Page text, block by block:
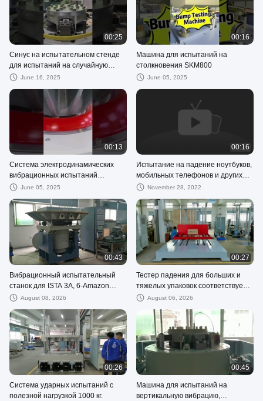
00:25
Синус на испытательном стенде
для испытаний на случайную
вибрацию в лаборатории батарей
June 16, 2025
00:16
Машина для испытаний на
столкновения SKM800
June 05, 2025
00:13
Система электродинамических
вибрационных испытаний
трещинок
June 05, 2025
00:16
Испытание на падение ноутбуков,
мобильных телефонов и других
небольших ИУ
November 28, 2022
00:43
Вибрационный испытательный
станок для ISTA 3A, 6-Amazon
Случайный вибрационный спектр
August 08, 2026
00:27
Тестер падения для больших и
тяжелых упаковок соответствует
стандартам испытаний ISTA
August 06, 2026
00:26
Система ударных испытаний с
полезной нагрузкой 1000 кг.
00:45
Машина для испытаний на
вертикальную вибрацию,